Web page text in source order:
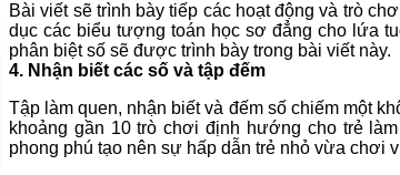
Bài viết sẽ trình bày tiếp các hoạt động và trò
dục các biểu tượng toán học sơ đẳng cho lứa
phân biệt số sẽ được trình bày trong bài viết này.
4. Nhận biết các số và tập đếm
Tập làm quen, nhận biết và đếm số chiếm một
khoảng gần 10 trò chơi định hướng cho trẻ
phong phú tạo nên sự hấp dẫn trẻ nhỏ vừa chơi